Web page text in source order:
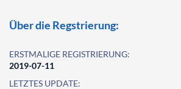
Über die Regstrierung:
ERSTMALIGE REGISTRIERUNG:
2019-07-11
LETZTES UPDATE: